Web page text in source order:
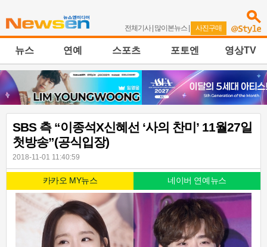
전체기사| 많이본뉴스 | 사진구매
뉴스 연예 스포츠 포토엔 영상TV
SBS 측 “이종석X신혜선 ‘사의 찬미’ 11월27일
첫방송”(공식입장)
2018-11-01 11:40:59
카카오 MY뉴스 네이버 연예뉴스